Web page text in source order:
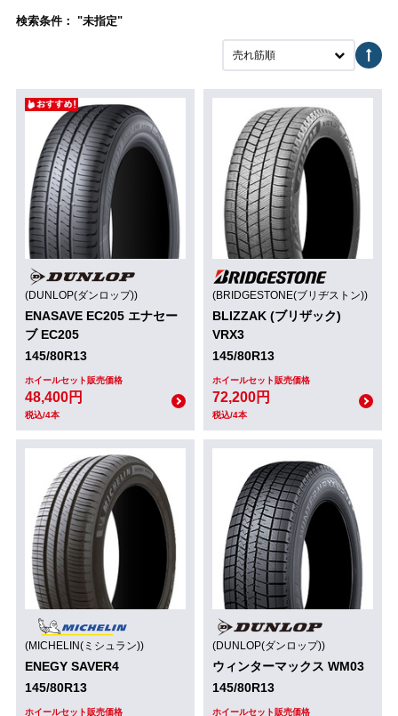
検索条件： "未指定"
売れ筋順
(DUNLOP(ダンロップ))
ENASAVE EC205 エナセー
ブ EC205
145/80R13
ホイールセット販売価格
48,400円
税込/4本
(BRIDGESTONE(ブリヂストン))
BLIZZAK (ブリザック)
VRX3
145/80R13
ホイールセット販売価格
72,200円
税込/4本
(MICHELIN(ミシュラン))
ENEGY SAVER4
145/80R13
ホイールセット販売価格
(DUNLOP(ダンロップ))
ウィンターマックス WM03
145/80R13
ホイールセット販売価格